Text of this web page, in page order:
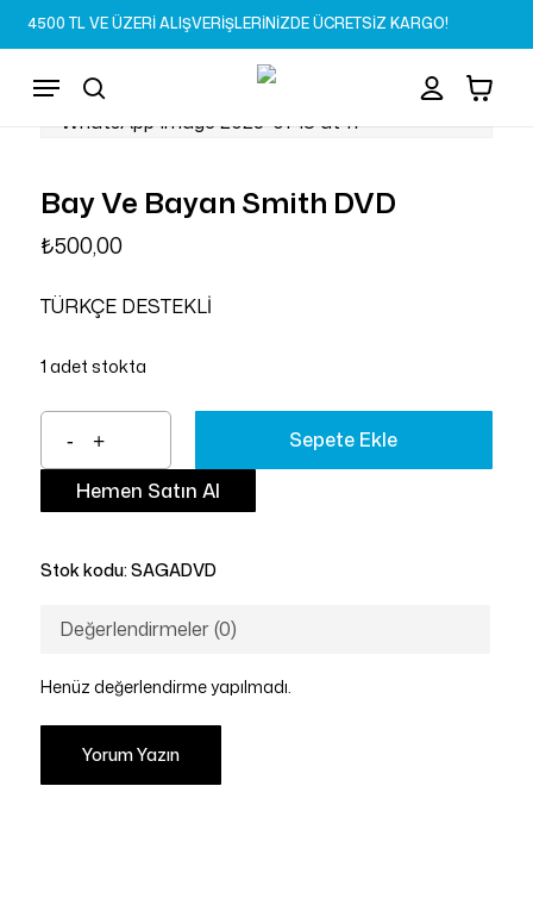
Skip
to
content
4500 TL VE ÜZERİ ALIŞVERİŞLERİNİZDE ÜCRETSİZ KARGO!
search
Menu Sepet Close
Cart
Bay Ve Bayan Smith DVD
₺500,00
TÜRKÇE DESTEKLİ
1 adet stokta
Sepete Ekle
Hemen Satın Al
Stok kodu: SAGADVD
Değerlendirmeler (0)
Henüz değerlendirme yapılmadı.
Yorum Yazın